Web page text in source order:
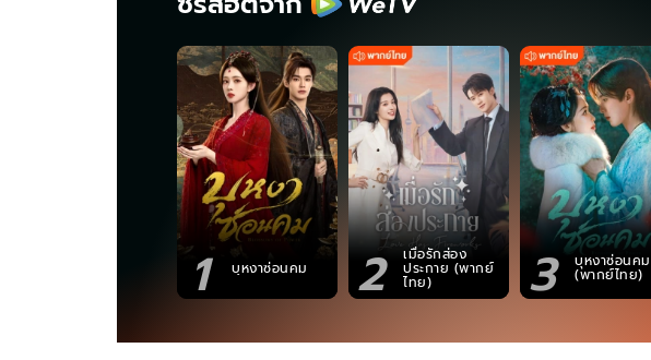
1 บุหงาซ่อนคม 2 เมื่อรักส่อง
ประกาย (พากย์
ไทย) 3 บุหงาซ่อนคม
(พากย์ไทย)